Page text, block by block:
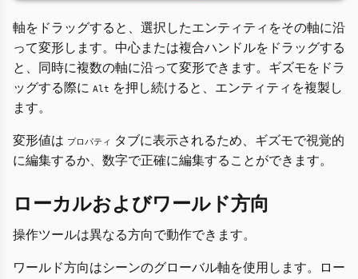
軸をドラッグすると、選択したエンティティをその軸に沿
って変形します。中心または複合ハンドルをドラッグする
と、同時に複数の軸に沿って変形できます。ギズモをドラ
ッグする際に Alt を押し続けると、エンティティを複製し
ます。
変形値は プロパティ タブに表示されるため、ギズモで視覚的
に編集するか、数字で正確に編集することができます。
ローカルおよびワールド方向
操作ツールは異なる方向で動作できます。
ワールド方向はシーンのグローバル軸を使用します。ロー